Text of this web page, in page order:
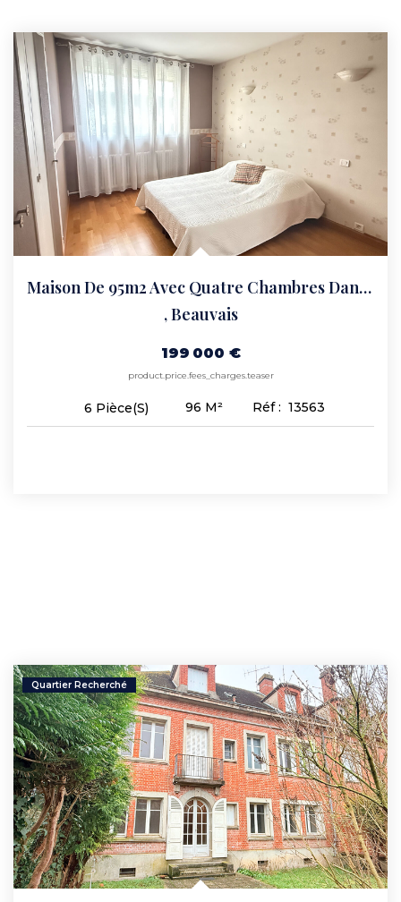
Maison De 95m2 Avec Quatre Chambres Dans Beauvais.
,Beauvais
199 000 €
product.price.fees_charges.teaser
6 Pièce(s) 96 M² Réf : 13563
Quartier Recherché